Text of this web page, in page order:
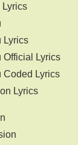
Lyrics
Lyrics
Official Lyrics
Coded Lyrics
Lyrics